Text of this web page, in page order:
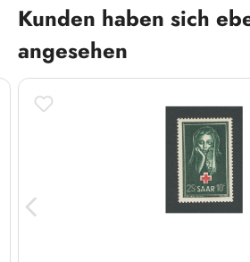
Produktgalerie überspringen
Kunden haben sich
angesehen